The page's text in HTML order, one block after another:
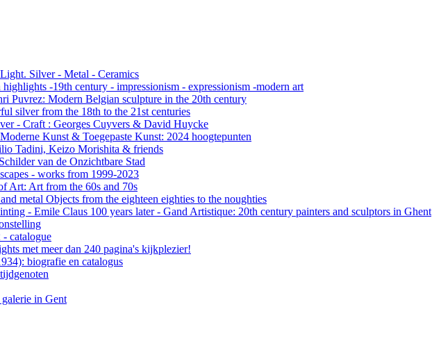
Silver - Metal - Ceramics
-19th century - impressionism - expressionism -modern art
Puvrez: Modern Belgian sculpture in the 20th century
silver from the 18th to the 21st centuries
- Craft : Georges Cuyvers & David Huycke
Kunst & Toegepaste Kunst: 2024 hoogtepunten
Tadini, Keizo Morishita & friends
van de Onzichtbare Stad
- works from 1999-2023
Art: Art from the 60s and 70s
metal Objects from the eighteen eighties to the noughties
- Emile Claus 100 years later - Gand Artistique: 20th century painters and sculptors in Ghent
catalogue
met meer dan 240 pagina's kijkplezier!
biografie en catalogus
in Gent